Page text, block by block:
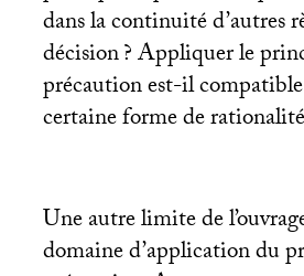
dans la continuité d’autres
décision? Appliquer le
précaution est-il
certaine forme de rationalité
Une autre limite de
domaine d’application du